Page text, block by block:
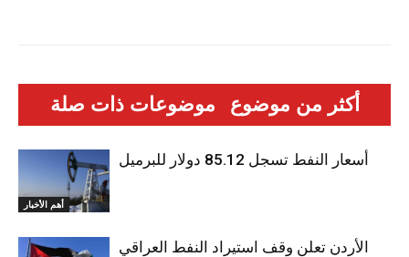
موضوعات ذات صلة أكثر من موضوع
أهم الأخبار
أسعار النفط تسجل 85.12 دولار للبرميل
الأردن تعلن وقف استيراد النفط العراقي